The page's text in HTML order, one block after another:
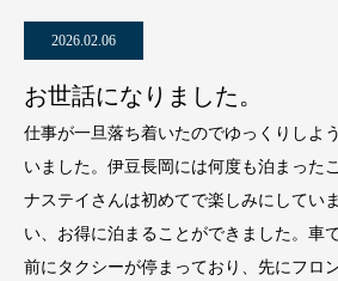
2026.02.06
お世話になりました。
仕事が一旦落ち着いたのでゆっくりしよ
いました。伊豆長岡には何度も泊まった
ナステイさんは初めてで楽しみにしてい
い、お得に泊まることができました。車
前にタクシーが停まっており、先にフロ